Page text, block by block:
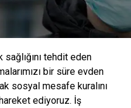
çıkarılmadan önce de
sırasında yıkıcı
sağlığını tehdit eden
bir süre evden
sosyal mesafe kuralını
ediyoruz. İş